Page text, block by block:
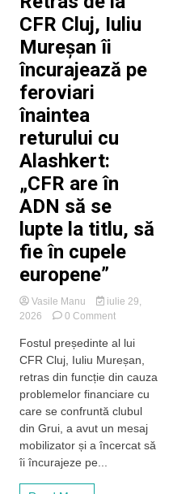
concentra
pe
CFR Cluj, Iuliu
Mureșan îi
încurajează pe
feroviari
înaintea
returului cu
Alashkert:
„CFR are în
ADN să se
lupte la titlu, să
fie în cupele
europene”
Vasile Manu
iulie 29,
2026
0 Commenton
de
la
CFR
Cluj,
Mureșan
îi
încurajează
Fostul președinte al lui
CFR Cluj, Iuliu Mureșan,
retras din funcție din cauza
problemelor financiare cu
care se confruntă clubul
din Grui, a avut un mesaj
mobilizator și a încercat să
îi încurajeze pe...